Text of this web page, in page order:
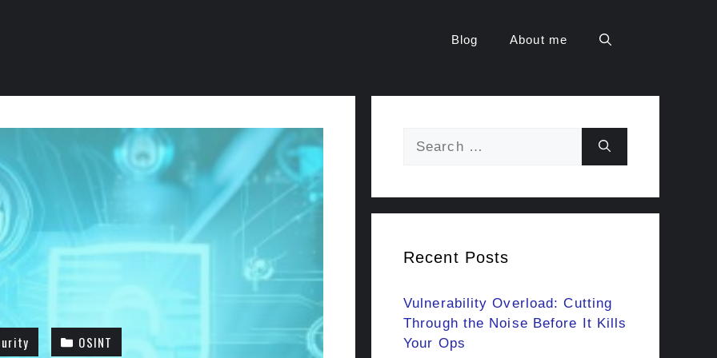
Blog About me
OSINT
Recent Posts
Vulnerability Overload: Cutting
Through the Noise Before It Kills
Your Ops